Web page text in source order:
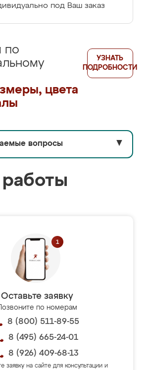
под Ваш заказ
по
цвета
УЗНАТЬ
ПОДРОБНОСТИ
вопросы ▼
Оставьте заявку
Позвоните по номерам
8 (800) 511-89-55
8 (495) 665-24-01
8 (926) 409-68-13
заявку на сайте для консультации и